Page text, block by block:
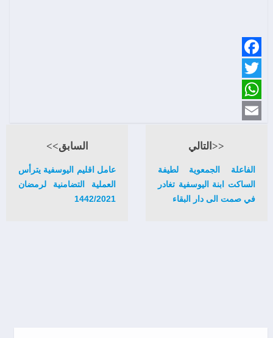
Facebook
Twitter
WhatsApp
السابق>>
عامل اقليم اليوسفية يترأس
العملية التضامنية لرمضان
1442/2021
<<التالي
الفاعلة الجمعوية لطيفة
الساكت ابنة اليوسفية تغادر
في صمت الى دار البقاء